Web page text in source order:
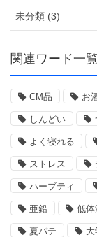
未分類 (3)
関連ワード一覧
CM品 お
しんどい
よく寝れる
ストレス
ハーブティ
亜鉛 低体
夏バテ